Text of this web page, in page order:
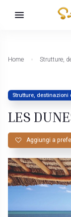
Home Strutture,
Strutture, destinazioni
LES
Aggiungi a